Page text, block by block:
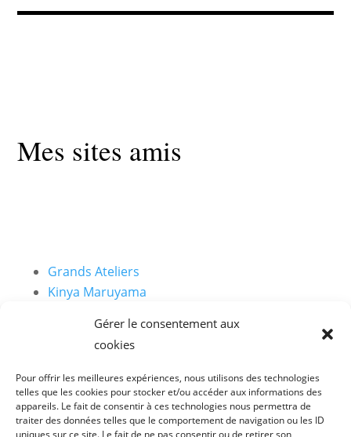
Gérer le consentement aux
cookies
Pour offrir les meilleures expériences, nous utilisons des technologies
telles que les cookies pour stocker et/ou accéder aux informations des
appareils. Le fait de consentir à ces technologies nous permettra de
traiter des données telles que le comportement de navigation ou les ID
uniques sur ce site. Le fait de ne pas consentir ou de retirer son
Mes sites amis
Grands Ateliers
Kinya Maruyama
CRI!TERRE
CRAterre
Amàco
Bâtisseurs d’un monde meilleur (Facebook)